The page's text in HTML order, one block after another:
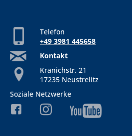
Telefon
+49 3981 445658
Kontakt
Kranichstr. 21
17235 Neustrelitz
Soziale Netzwerke